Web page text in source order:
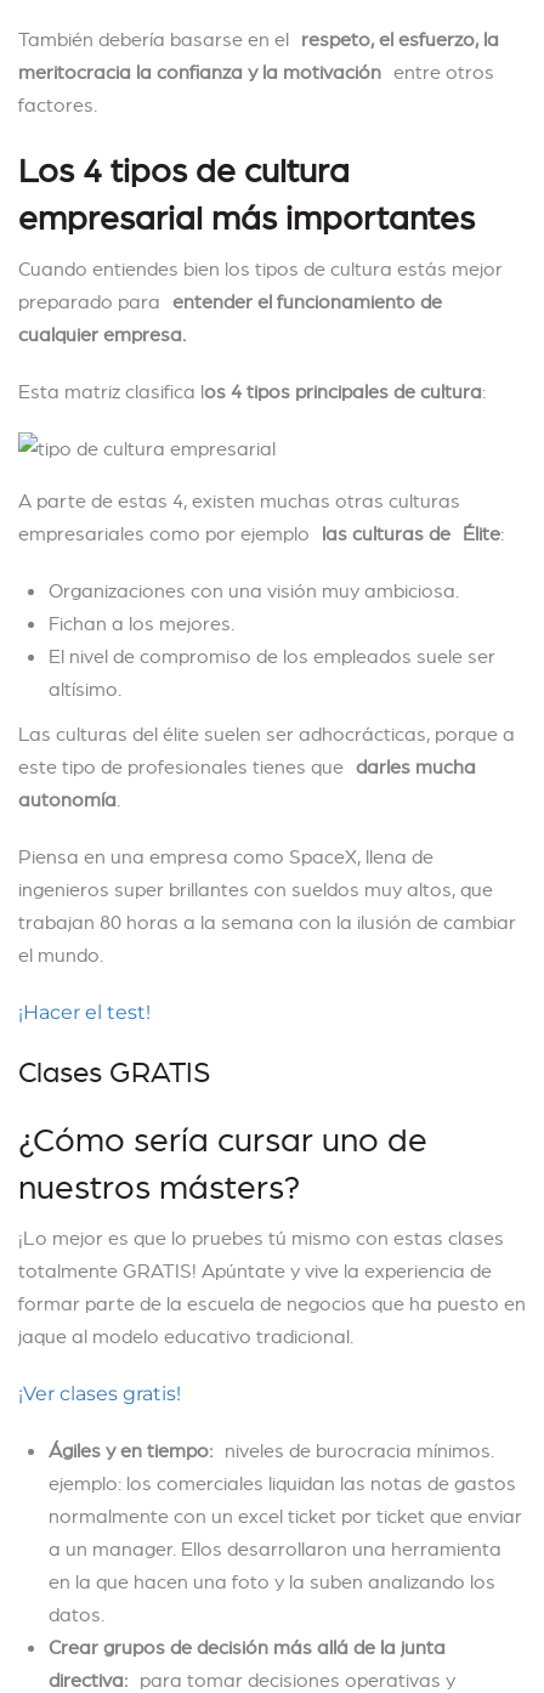
También debería basarse en el respeto, el esfuerzo, la
meritocracia la confianza y la motivación entre otros
factores.
Los 4 tipos de cultura
empresarial más importantes
Cuando entiendes bien los tipos de cultura estás mejor
preparado para entender el funcionamiento de
cualquier empresa.
Esta matriz clasifica los 4 tipos principales de cultura:
A parte de estas 4, existen muchas otras culturas
empresariales como por ejemplo las culturas de Élite:
Organizaciones con una visión muy ambiciosa.
Fichan a los mejores.
El nivel de compromiso de los empleados suele ser
altísimo.
Las culturas del élite suelen ser adhocrácticas, porque a
este tipo de profesionales tienes que darles mucha
autonomía
Piensa en una empresa como SpaceX, llena de
ingenieros super brillantes con sueldos muy altos, que
trabajan 80 horas a la semana con la ilusión de cambiar
el mundo.
¡Hacer el test!
Clases GRATIS
¿Cómo sería cursar uno de
nuestros másters?
¡Lo mejor es que lo pruebes tú mismo con estas clases
totalmente GRATIS! Apúntate y vive la experiencia de
formar parte de la escuela de negocios que ha puesto en
jaque al modelo educativo tradicional.
¡Ver clases gratis!
Ágiles y en tiempo: niveles de burocracia mínimos.
ejemplo: los comerciales liquidan las notas de gastos
normalmente con un excel ticket por ticket que enviar
a un manager. Ellos desarrollaron una herramienta
en la que hacen una foto y la suben analizando los
datos.
Crear grupos de decisión más allá de la junta
directiva: para tomar decisiones operativas y